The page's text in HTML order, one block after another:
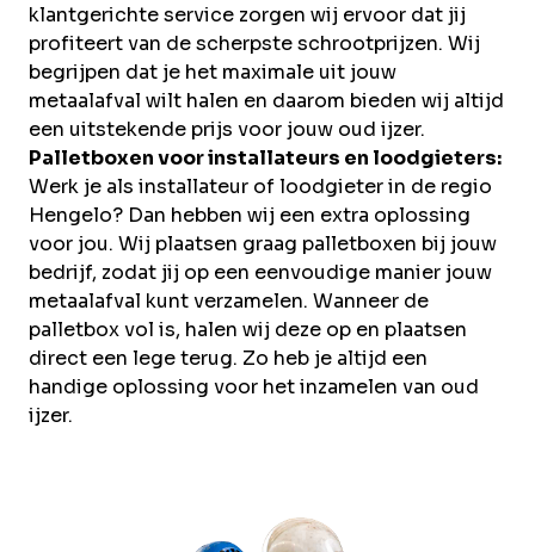
klantgerichte service zorgen wij ervoor dat jij
profiteert van de scherpste schrootprijzen. Wij
begrijpen dat je het maximale uit jouw
metaalafval wilt halen en daarom bieden wij altijd
een uitstekende prijs voor jouw oud ijzer.
Palletboxen voor installateurs en loodgieters:
Werk je als installateur of loodgieter in de regio
Hengelo? Dan hebben wij een extra oplossing
voor jou. Wij plaatsen graag palletboxen bij jouw
bedrijf, zodat jij op een eenvoudige manier jouw
metaalafval kunt verzamelen. Wanneer de
palletbox vol is, halen wij deze op en plaatsen
direct een lege terug. Zo heb je altijd een
handige oplossing voor het inzamelen van oud
ijzer.